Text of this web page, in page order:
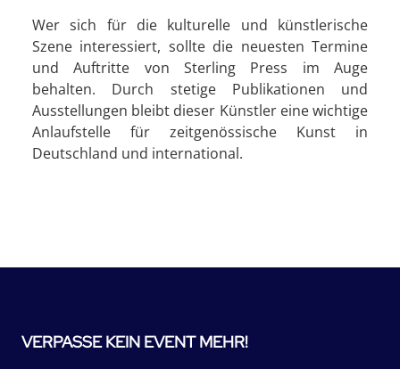
Wer sich für die kulturelle und künstlerische
Szene interessiert, sollte die neuesten Termine
und Auftritte von Sterling Press im Auge
behalten. Durch stetige Publikationen und
Ausstellungen bleibt dieser Künstler eine wichtige
Anlaufstelle für zeitgenössische Kunst in
Deutschland und international.
VERPASSE KEIN EVENT MEHR!